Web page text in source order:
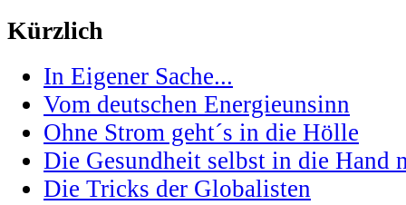
Kürzlich
In Eigener Sache...
Vom deutschen Energieunsinn
Ohne Strom geht´s in die Hölle
Die Gesundheit selbst in die Hand
Die Tricks der Globalisten